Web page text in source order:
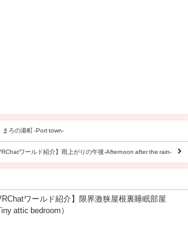
まろの港町 -Port town-
ワールド紹介】雨上がりの午後-Afternoon after the rain-
ワールド紹介】限界激狭屋根裏睡眠部屋
attic bedroom）